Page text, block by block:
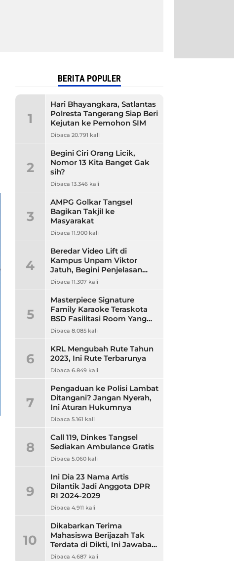
BERITA POPULER
1
Hari Bhayangkara, Satlantas
Polresta Tangerang Siap Beri
Kejutan ke Pemohon SIM
Dibaca 20.791 kali
2
Begini Ciri Orang Licik,
Nomor 13 Kita Banget Gak
sih?
Dibaca 13.346 kali
3
AMPG Golkar Tangsel
Bagikan Takjil ke
Masyarakat
Dibaca 11.900 kali
4
Beredar Video Lift di
Kampus Unpam Viktor
Jatuh, Begini Penjelasan
Rektor Unpam
Dibaca 11.307 kali
5
Masterpiece Signature
Family Karaoke Teraskota
BSD Fasilitasi Room Yang
Nyaman dan Harga
Dibaca 8.085 kali
6
KRL Mengubah Rute Tahun
2023, Ini Rute Terbarunya
Dibaca 6.849 kali
7
Pengaduan ke Polisi Lambat
Ditangani? Jangan Nyerah,
Ini Aturan Hukumnya
Dibaca 5.161 kali
8
Call 119, Dinkes Tangsel
Sediakan Ambulance Gratis
Dibaca 5.060 kali
9
Ini Dia 23 Nama Artis
Dilantik Jadi Anggota DPR
RI 2024-2029
Dibaca 4.911 kali
10
Dikabarkan Terima
Mahasiswa Berijazah Tak
Terdata di Dikti, Ini Jawaban
Unpam
Dibaca 4.687 kali